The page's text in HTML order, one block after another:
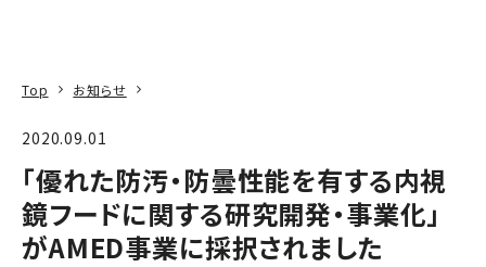
Top お知らせ
2020.09.01
「優れた防汚・防曇性能を有する内視
鏡フードに関する研究開発・事業化」
がAMED事業に採択されました